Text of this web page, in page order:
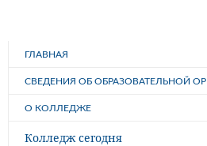
ГЛАВНАЯ
СВЕДЕНИЯ ОБ ОБРАЗОВАТЕЛЬНОЙ
О КОЛЛЕДЖЕ
Колледж сегодня